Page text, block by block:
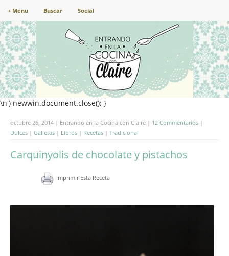
+ Menu Buscar Social
\n') newwin.document.close(); }
octubre 26, 2014 | Entrando en la Cocina con Claire | 12 Commentarios |
Dulces | Galletas | Libros | Recetas | Tradicional
Carquinyolis de chocolate y pistachos
Imprimir Esta Receta